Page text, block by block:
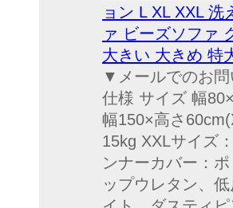
ョン L XL XXL
ァ ビーズソファ
大きい 大きめ 特
▼メールでのお問
仕様 サイズ 幅
幅150×高さ
15kg XXLサイズ
ンナーカバー：
ップウレタン、